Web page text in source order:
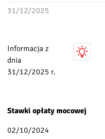
31/12/2025
Informacja z
dnia
31/12/2025 r.
Stawki opłaty mocowej
02/10/2024